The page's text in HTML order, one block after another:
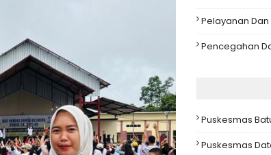
Pelayanan
Pencegahan
Puskesmas
Puskesmas